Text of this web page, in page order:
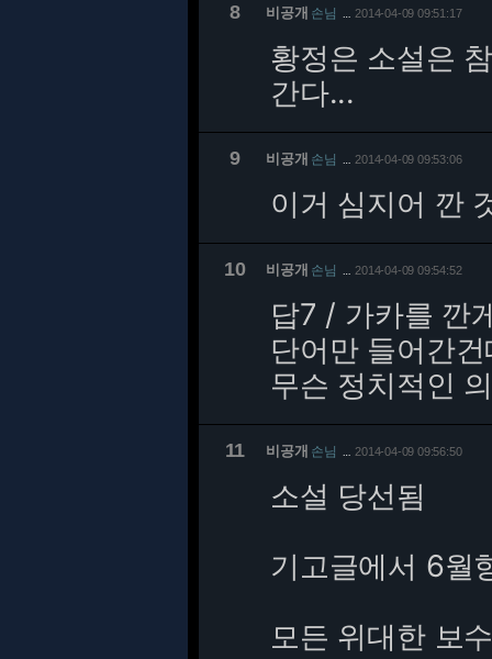
8 비공개 손님 2014-04-09 09:51:17
황정은 소설은
간다...
9 비공개 손님 2014-04-09 09:53:06
이거 심지어 깐
10 비공개 손님 2014-04-09 09:54:52
답7 / 가카를 깐
단어만 들어간
무슨 정치적인
11 비공개 손님 2014-04-09 09:56:50
소설 당선됨
기고글에서 6월
모든 위대한 보